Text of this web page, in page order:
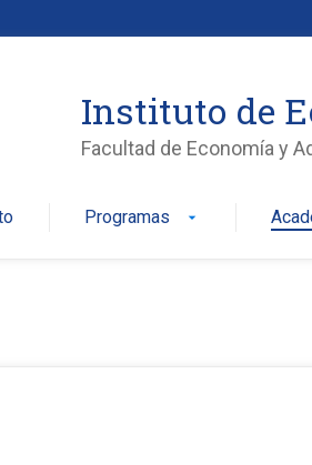
Instituto de
Facultad de Economía y
Programas arrow_drop_down